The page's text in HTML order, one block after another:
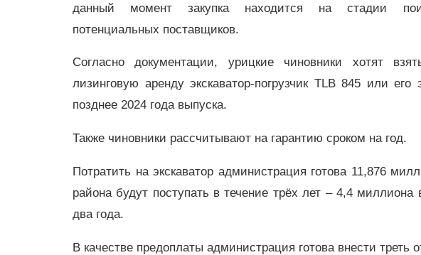
данный момент закупка находится на стадии
потенциальных поставщиков.
Согласно документации, урицкие чиновники хотят
лизинговую аренду экскаватор-погрузчик TLB 845 или
позднее 2024 года выпуска.
Также чиновники рассчитывают на гарантию сроком на год.
Потратить на экскаватор администрация готова 11,876
района будут поступать в течение трёх лет – 4,4
два года.
В качестве предоплаты администрация готова внести треть